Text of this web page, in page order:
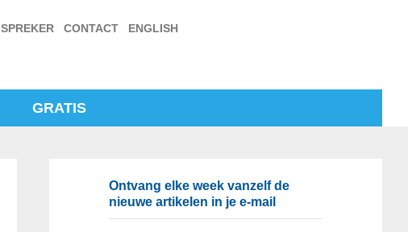
SPREKER CONTACT ENGLISH
GRATIS
Ontvang elke week vanzelf de
nieuwe artikelen in je e-mail